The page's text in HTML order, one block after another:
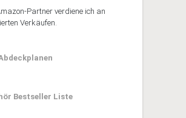
Partner verdiene ich an
Verkäufen.
Bestseller Liste